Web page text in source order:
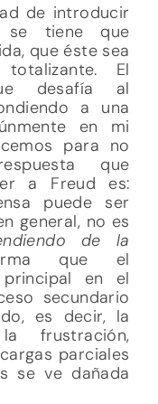
de introducir
se tiene que
que éste sea
El
desafía al
a una
en mi
para no
que
a Freud es:
puede ser
general, no es
de la
que el
en el
secundario
es decir, la
frustración,
parciales
se ve dañada